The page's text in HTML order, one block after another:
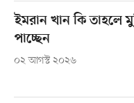
ইমরান খান কি তাহলে
পাচ্ছেন
০২ আগস্ট ২০২৬